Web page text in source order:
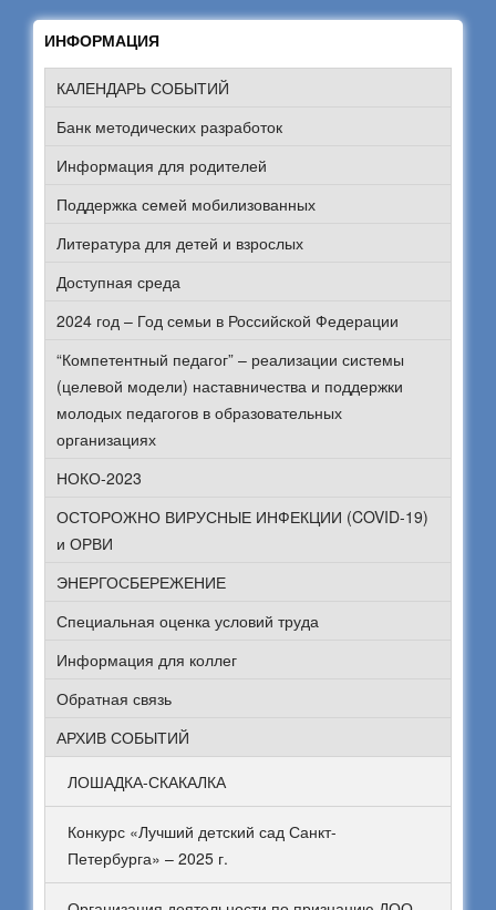
ИНФОРМАЦИЯ
КАЛЕНДАРЬ СОБЫТИЙ
Банк методических разработок
Информация для родителей
Поддержка семей мобилизованных
Литература для детей и взрослых
Доступная среда
2024 год – Год семьи в Российской Федерации
“Компетентный педагог” – реализации системы
(целевой модели) наставничества и поддержки
молодых педагогов в образовательных
организациях
НОКО-2023
ОСТОРОЖНО ВИРУСНЫЕ ИНФЕКЦИИ (COVID-19)
и ОРВИ
ЭНЕРГОСБЕРЕЖЕНИЕ
Специальная оценка условий труда
Информация для коллег
Обратная связь
АРХИВ СОБЫТИЙ
ЛОШАДКА-СКАКАЛКА
Конкурс «Лучший детский сад Санкт-
Петербурга» – 2025 г.